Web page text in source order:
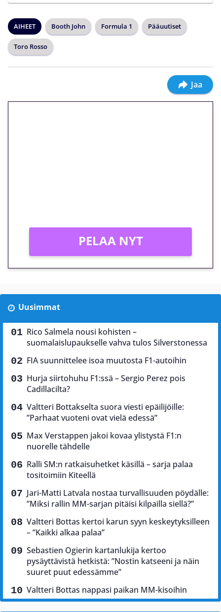
AIHEET Booth John Formula 1 Pääuutiset
Toro Rosso
Jaa
PELAA NYT
Uusimmat
Rico Salmela nousi kohisten –
suomalaislupaukselle vahva tulos Silverstonessa
FIA suunnittelee isoa muutosta F1-autoihin
Hurja siirtohuhu F1:ssä – Sergio Perez pois
Cadillacilta?
Valtteri Bottakselta suora viesti epäilijöille:
”Parhaat vuoteni ovat vielä edessä”
Max Verstappen jakoi kovaa ylistystä F1:n
nuorelle tähdelle
Ralli SM:n ratkaisuhetket käsillä – sarja palaa
tositoimiin Kiteellä
Jari-Matti Latvala nostaa turvallisuuden pöydälle:
”Miksi rallin MM-sarjan pitäisi kilpailla siellä?”
Valtteri Bottas kertoi karun syyn keskeytyksilleen
– ”Kaikki alkaa palaa”
Sebastien Ogierin kartanlukija kertoo
pysäyttävistä hetkistä: ”Nostin katseeni ja näin
suuret puut edessämme”
Valtteri Bottas nappasi paikan MM-kisoihin